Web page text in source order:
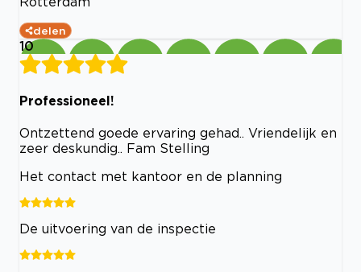
delen
10
Professioneel!
Ontzettend goede ervaring gehad.. Vriendelijk en
zeer deskundig.. Fam Stelling
Het contact met kantoor en de planning
De uitvoering van de inspectie